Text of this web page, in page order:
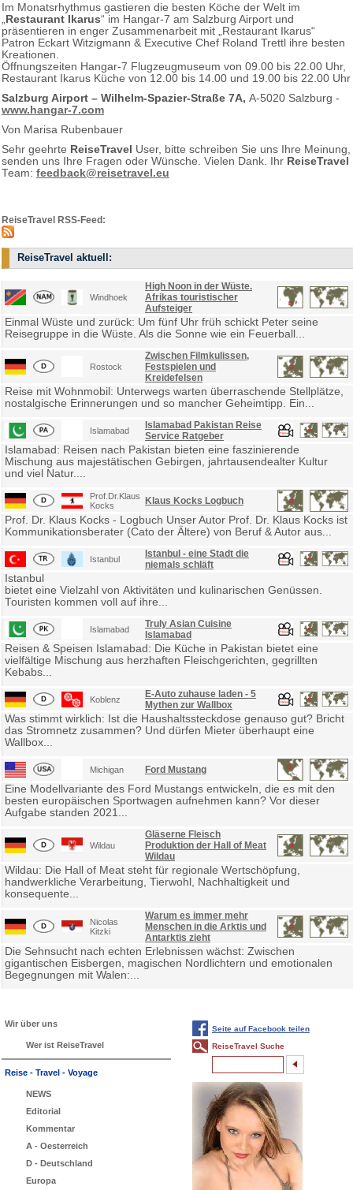
Im Monatsrhythmus gastieren die besten Köche der Welt im
Restaurant Ikarus“ im Hangar-7 am Salzburg Airport und
präsentieren in enger Zusammenarbeit mit „Restaurant Ikarus“
Patron Eckart Witzigmann & Executive Chef Roland Trettl ihre besten
Kreationen.
Öffnungszeiten Hangar-7 Flugzeugmuseum von 09.00 bis 22.00 Uhr,
Restaurant Ikarus Küche von 12.00 bis 14.00 und 19.00 bis 22.00 Uhr
Salzburg Airport – Wilhelm-Spazier-Straße 7A, A-5020 Salzburg -
www.hangar-7.com
Von Marisa Rubenbauer
Sehr geehrte ReiseTravel User, bitte schreiben Sie uns Ihre Meinung,
senden uns Ihre Fragen oder Wünsche. Vielen Dank. Ihr ReiseTravel
Team: feedback@reisetravel.eu
ReiseTravel RSS-Feed:
ReiseTravel aktuell:
Windhoek
High Noon in der Wüste.
Afrikas touristischer
Aufsteiger
Einmal Wüste und zurück: Um fünf Uhr früh schickt Peter seine
Reisegruppe in die Wüste. Als die Sonne wie ein Feuerball...
Rostock
Zwischen Filmkulissen,
Festspielen und
Kreidefelsen
Reise mit Wohnmobil: Unterwegs warten überraschende Stellplätze,
nostalgische Erinnerungen und so mancher Geheimtipp. Ein...
Islamabad
Islamabad Pakistan Reise
Service Ratgeber
Islamabad: Reisen nach Pakistan bieten eine faszinierende
Mischung aus majestätischen Gebirgen, jahrtausendealter Kultur
und viel Natur....
Prof.Dr.Klaus
Kocks
Klaus Kocks Logbuch
Prof. Dr. Klaus Kocks - Logbuch Unser Autor Prof. Dr. Klaus Kocks ist
Kommunikationsberater (Cato der Ältere) von Beruf & Autor aus...
Istanbul
Istanbul - eine Stadt die
niemals schläft
Istanbul
bietet eine Vielzahl von Aktivitäten und kulinarischen Genüssen.
Touristen kommen voll auf ihre...
Islamabad
Truly Asian Cuisine
Islamabad
Reisen & Speisen Islamabad: Die Küche in Pakistan bietet eine
vielfältige Mischung aus herzhaften Fleischgerichten, gegrillten
Kebabs...
Koblenz
E-Auto zuhause laden - 5
Mythen zur Wallbox
Was stimmt wirklich: Ist die Haushaltssteckdose genauso gut? Bricht
das Stromnetz zusammen? Und dürfen Mieter überhaupt eine
Wallbox...
Michigan Ford Mustang
Eine Modellvariante des Ford Mustangs entwickeln, die es mit den
besten europäischen Sportwagen aufnehmen kann? Vor dieser
Aufgabe standen 2021...
Wildau
Gläserne Fleisch
Produktion der Hall of Meat
Wildau
Wildau: Die Hall of Meat steht für regionale Wertschöpfung,
handwerkliche Verarbeitung, Tierwohl, Nachhaltigkeit und
konsequente...
Nicolas
Kitzki
Warum es immer mehr
Menschen in die Arktis und
Antarktis zieht
Die Sehnsucht nach echten Erlebnissen wächst: Zwischen
gigantischen Eisbergen, magischen Nordlichtern und emotionalen
Begegnungen mit Walen:...
Wir über uns
Wer ist ReiseTravel
Reise - Travel - Voyage
NEWS
Editorial
Kommentar
A - Oesterreich
D - Deutschland
Europa
Seite auf Facebook teilen
ReiseTravel Suche